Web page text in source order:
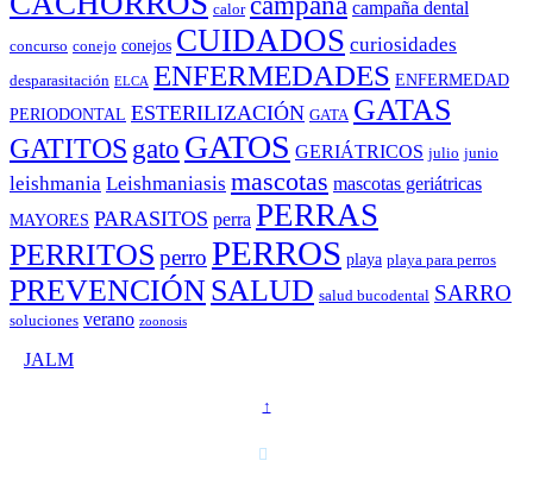
calor campaña dental
concurso conejo conejos CUIDADOS curiosidades
desparasitación ELCA ENFERMEDADES ENFERMEDAD
PERIODONTAL ESTERILIZACIÓN GATA GATAS
GATITOS gato GATOS GERIÁTRICOS julio junio
leishmania Leishmaniasis mascotas mascotas geriátricas
MAYORES PARASITOS perra PERRAS
PERRITOS perro PERROS playa playa para perros
PREVENCIÓNSALUD salud bucodental SARRO
soluciones verano zoonosis
JALM
↑
